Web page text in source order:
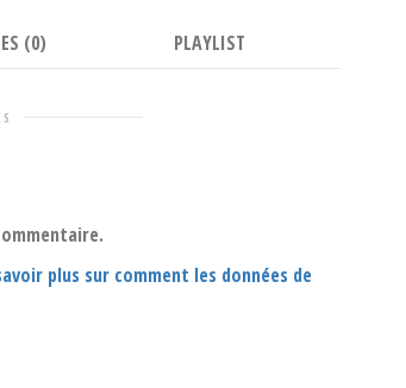
(0) PLAYLIST
plus sur comment les données de